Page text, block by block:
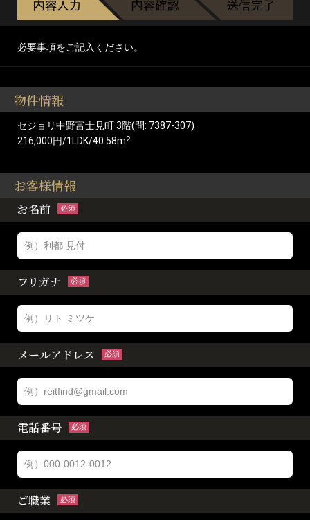
必要事項をご記入ください。
物件情報
セジョリ中野富士見町 3階(問: 7387-307)
216,000円/1LDK/40.58m2
お客様情報
お名前 必須
フリガナ 必須
メールアドレス 必須
電話番号 必須
ご職業 必須